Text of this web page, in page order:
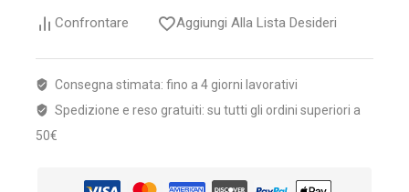
Confrontare Aggiungi Alla Lista Desideri
Consegna stimata: fino a 4 giorni lavorativi
Spedizione e reso gratuiti: su tutti gli ordini superiori a
50€